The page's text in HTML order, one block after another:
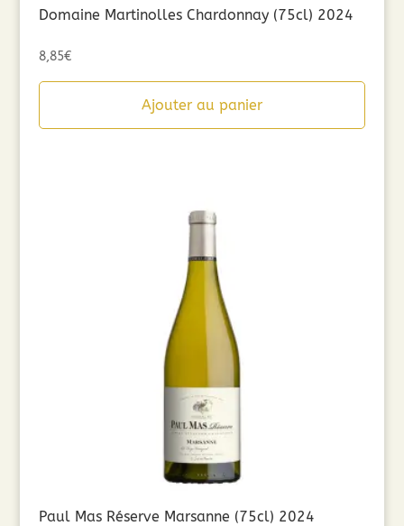
Domaine Martinolles Chardonnay (75cl) 2024
8,85€
Ajouter au panier
Paul Mas Réserve Marsanne (75cl) 2024